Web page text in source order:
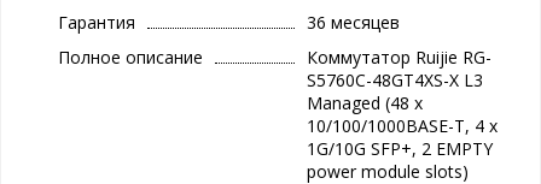
Гарантия
36 месяцев
Полное описание
Коммутатор Ruijie RG-
S5760C-48GT4XS-X L3
Managed (48 x
10/100/1000BASE-T, 4 x
1G/10G SFP+, 2 EMPTY
power module slots)